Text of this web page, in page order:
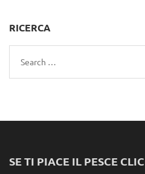
RICERCA
Search
for:
SE TI PIACE IL PESCE